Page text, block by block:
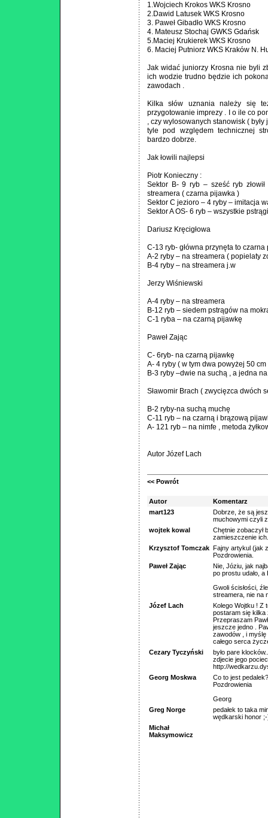
1.Wojciech Krokos WKS Krosno
2.Dawid Latusek WKS Krosno
3. Paweł Gibadło WKS Krosno
4. Mateusz Stochaj GWKS Gdańsk
5.Maciej Krukierek WKS Krosno
6. Maciej Putniorz WKS Kraków N.
Jak widać juniorzy Krosna nie byli
ich wodzie trudno będzie ich
zawodach .
Kilka słów uznania należy się
przygotowanie imprezy . I o ile co
, czy wylosowanych stanowisk (
tyle pod względem technicznej
bardzo dobrze.
Jak łowili najlepsi
Piotr Konieczny :
Sektor B- 9 ryb – sześć ryb
streamera ( czarna pijawka )
Sektor C jezioro – 4 ryby – imitacja
Sektor A OS- 6 ryb – wszystkie
Dariusz Kręcigłowa
C-13 ryb- główna przynęta to
A-2 ryby – na streamera ( popielaty
B-4 ryby – na streamera j.w
Jerzy Wiśniewski
A-4 ryby – na streamera
B-12 ryb – siedem pstrągów na
C-1 ryba – na czarną pijawkę
Paweł Zając
C- 6ryb- na czarną pijawkę
A- 4 ryby ( w tym dwa powyżej 50
B-3 ryby –dwie na suchą , a jedna na
Sławomir Brach ( zwycięzca dwóch
B-2 ryby-na suchą muchę
C-11 ryb – na czarną i brązową
A- 121 ryb – na nimfe , metoda
Autor Józef Lach
<< Powrót
Autor
Komentarz
mart123
Dobrze, że są
muchowymi czyli
wojtek kowal
Chętnie zobaczył
zamieszczenie ich.
Krzysztof Tomczak Fajny artykul (jak
Pozdrowienia.
Paweł Zając
Nie, Józiu, jak
po prostu udało, a
Gwoli ścisłości,
streamera, nie na
Józef Lach
Kolego Wojtku ! Z
postaram się kilka
Przepraszam
jeszcze jedno .
zawodów , i
całego serca
Cezary Tyczyński
było pare
zdjecie jego
http://
Georg Moskwa
Co to jest
Pozdrowienia
Georg
Greg Norge
pedałek to taka
wędkarski honor
Michał
Maksymowicz